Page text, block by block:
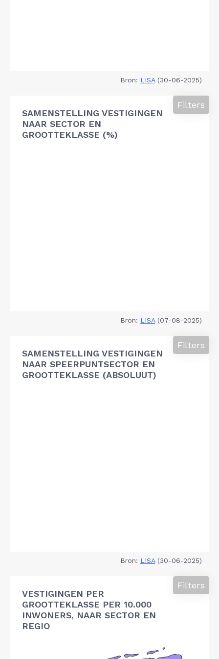
Bron: LISA(30-06-2025)
SAMENSTELLING VESTIGINGEN
NAAR SECTOR EN
GROOTTEKLASSE (%)
Filters
Bron: LISA(07-08-2025)
SAMENSTELLING VESTIGINGEN
NAAR SPEERPUNTSECTOR EN
GROOTTEKLASSE (ABSOLUUT)
Filters
Bron: LISA(30-06-2025)
VESTIGINGEN PER
GROOTTEKLASSE PER 10.000
INWONERS, NAAR SECTOR EN
REGIO
Filters